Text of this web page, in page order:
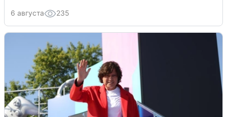
6 августа 235